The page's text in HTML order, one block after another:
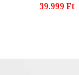
39.999 Ft